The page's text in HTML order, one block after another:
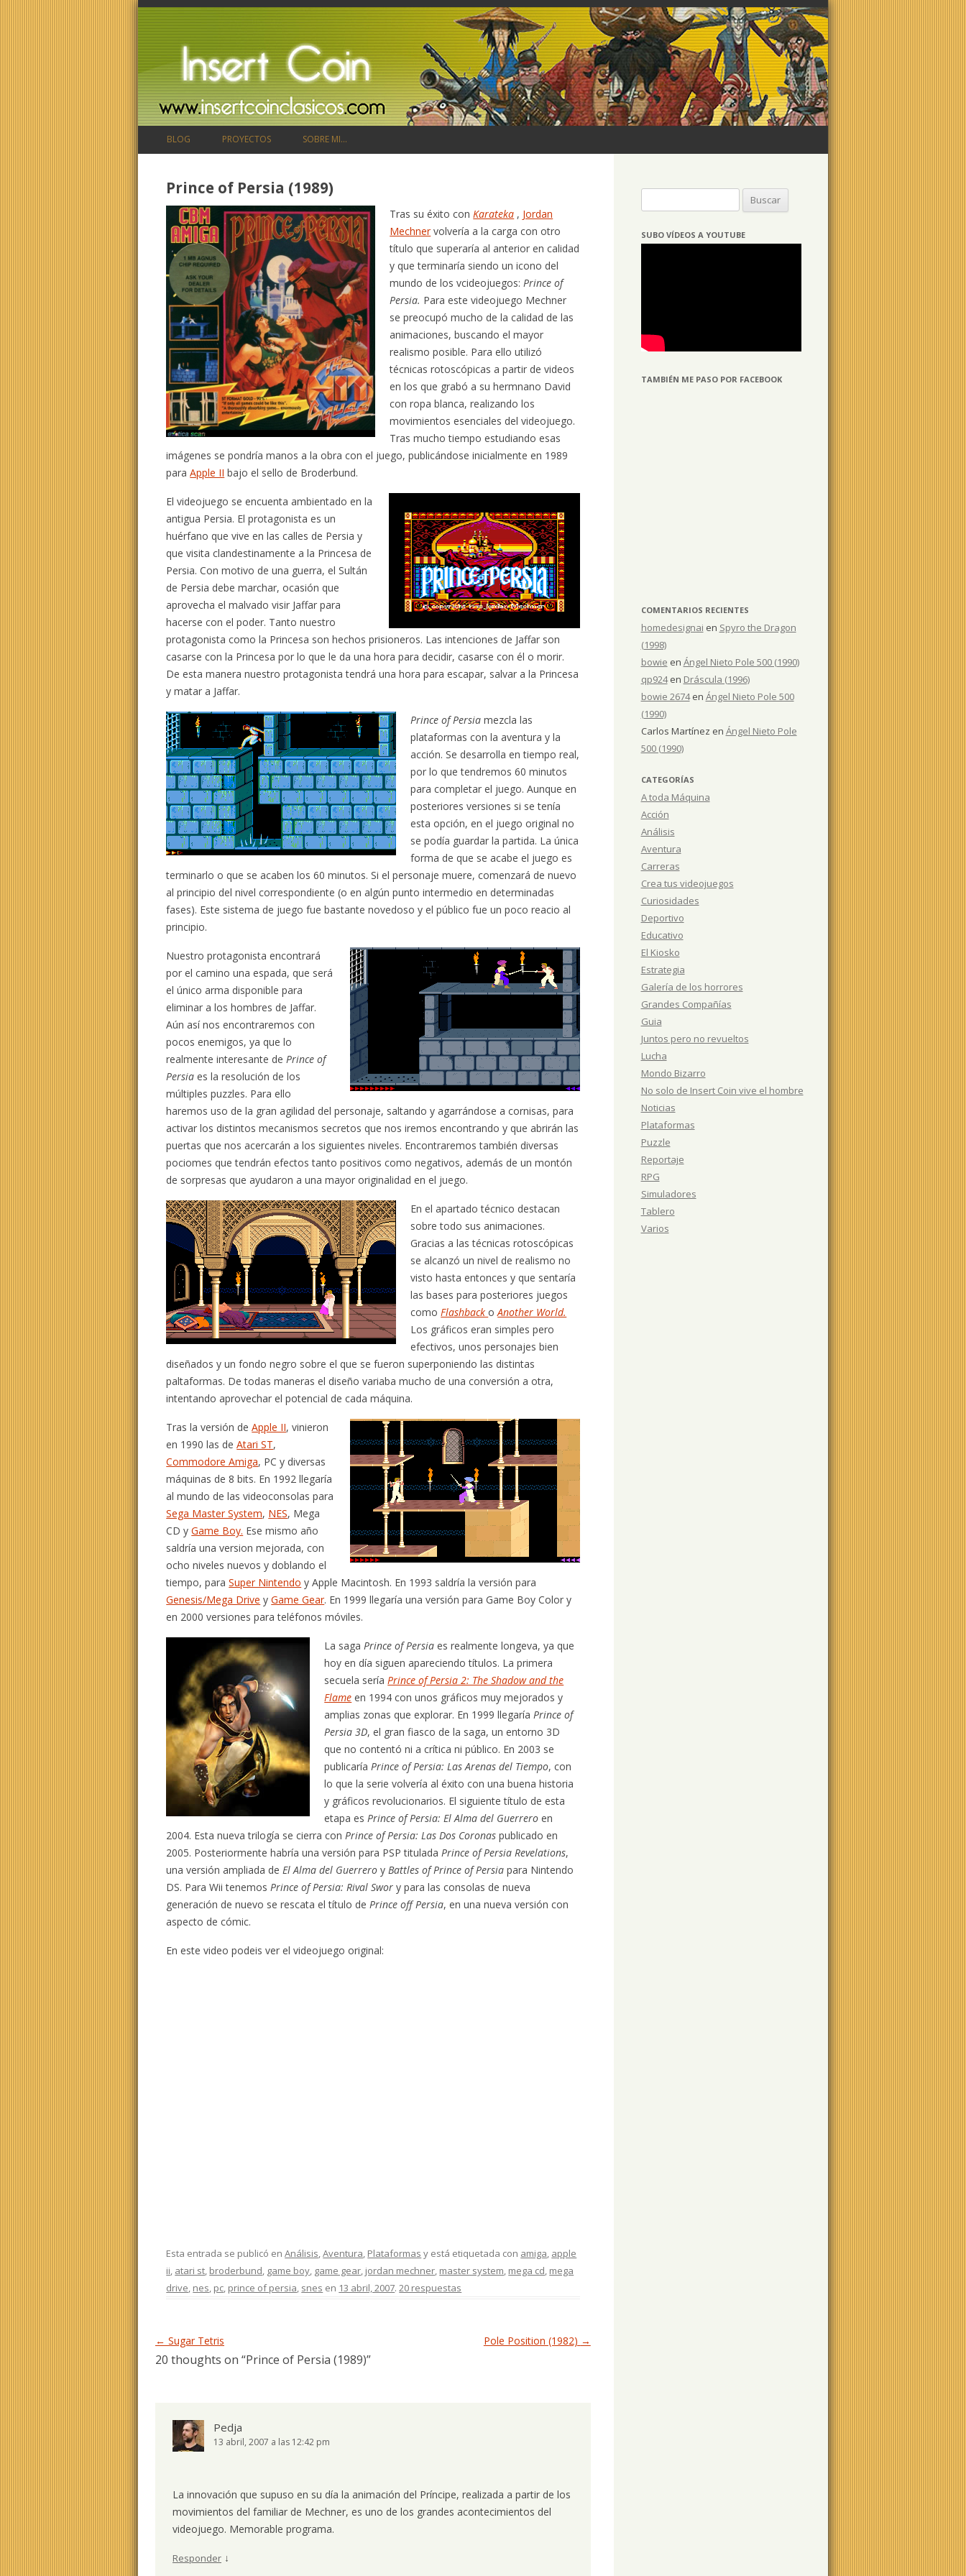
BLOG PROYECTOS SOBRE MI…
Prince of Persia (1989)
Tras su éxito con Karateka , Jordan
Mechnervolvería a la carga con otro
título que superaría al anterior en calidad
y que terminaría siendo un icono del
mundo de los vcideojuegos: Prince of
Persia. Para este videojuego Mechner
se preocupó mucho de la calidad de las
animaciones, buscando el mayor
realismo posible. Para ello utilizó
técnicas rotoscópicas a partir de videos
en los que grabó a su hermnano David
con ropa blanca, realizando los
movimientos esenciales del videojuego.
Tras mucho tiempo estudiando esas
imágenes se pondría manos a la obra con el juego, publicándose inicialmente en 1989
paraApple II bajo el sello de Broderbund.
El videojuego se encuenta ambientado en la
antigua Persia. El protagonista es un
huérfano que vive en las calles de Persia y
que visita clandestinamente a la Princesa de
Persia. Con motivo de una guerra, el Sultán
de Persia debe marchar, ocasión que
aprovecha el malvado visir Jaffar para
hacerse con el poder. Tanto nuestro
protagonista como la Princesa son hechos prisioneros. Las intenciones de Jaffar son
casarse con la Princesa por lo que le da una hora para decidir, casarse con él o morir.
De esta manera nuestro protagonista tendrá una hora para escapar, salvar a la Princesa
y matar a Jaffar.
Prince of Persia mezcla las
plataformas con la aventura y la
acción. Se desarrolla en tiempo real,
por lo que tendremos 60 minutos
para completar el juego. Aunque en
posteriores versiones si se tenía
esta opción, en el juego original no
se podía guardar la partida. La única
forma de que se acabe el juego es
terminarlo o que se acaben los 60 minutos. Si el personaje muere, comenzará de nuevo
al principio del nivel correspondiente (o en algún punto intermedio en determinadas
fases). Este sistema de juego fue bastante novedoso y el público fue un poco reacio al
principio.
Nuestro protagonista encontrará
por el camino una espada, que será
el único arma disponible para
eliminar a los hombres de Jaffar.
Aún así nos encontraremos con
pocos enemigos, ya que lo
realmente interesante de Prince of
Persiaes la resolución de los
múltiples puzzles. Para ello
haremos uso de la gran agilidad del personaje, saltando y agarrándose a cornisas, para
activar los distintos mecanismos secretos que nos iremos encontrando y que abrirán las
puertas que nos acercarán a los siguientes niveles. Encontraremos también diversas
pociomes que tendrán efectos tanto positivos como negativos, además de un montón
de sorpresas que ayudaron a una mayor originalidad en el juego.
En el apartado técnico destacan
sobre todo sus animaciones.
Gracias a las técnicas rotoscópicas
se alcanzó un nivel de realismo no
visto hasta entonces y que sentaría
las bases para posteriores juegos
como FlashbackoAnother World.
Los gráficos eran simples pero
efectivos, unos personajes bien
diseñados y un fondo negro sobre el que se fueron superponiendo las distintas
paltaformas. De todas maneras el diseño variaba mucho de una conversión a otra,
intentando aprovechar el potencial de cada máquina.
Tras la versión deApple II, vinieron
en 1990 las deAtari ST,
Commodore Amiga, PC y diversas
máquinas de 8 bits. En 1992 llegaría
al mundo de las videoconsolas para
Sega Master System, NES, Mega
CD yGame Boy. Ese mismo año
saldría una version mejorada, con
ocho niveles nuevos y doblando el
tiempo, paraSuper Nintendo y Apple Macintosh. En 1993 saldría la versión para
Genesis/Mega Drive yGame Gear. En 1999 llegaría una versión para Game Boy Color y
en 2000 versiones para teléfonos móviles.
La saga Prince of Persia es realmente longeva, ya que
hoy en día siguen apareciendo títulos. La primera
secuela sería Prince of Persia 2: The Shadow and the
Flame en 1994 con unos gráficos muy mejorados y
amplias zonas que explorar. En 1999 llegaría Prince of
Persia 3D, el gran fiasco de la saga, un entorno 3D
que no contentó ni a crítica ni público. En 2003 se
publicaría Prince of Persia: Las Arenas del Tiempo, con
lo que la serie volvería al éxito con una buena historia
y gráficos revolucionarios. El siguiente título de esta
etapa es Prince of Persia: El Alma del Guerrero en
2004. Esta nueva trilogía se cierra con Prince of Persia: Las Dos Coronas publicado en
2005. Posteriormente habría una versión para PSP titulada Prince of Persia Revelations,
una versión ampliada de El Alma del Guerreroy Battles of Prince of Persia para Nintendo
DS. Para Wii tenemos Prince of Persia: Rival Swor y para las consolas de nueva
generación de nuevo se rescata el título de Prince off Persia, en una nueva versión con
aspecto de cómic.
En este video podeis ver el videojuego original:
Esta entrada se publicó enAnálisis,Aventura, Plataformas y está etiquetada con amiga, apple
ii, atari st, broderbund, game boy, game gear, jordan mechner, master system, mega cd, mega
drive, nes, pc, prince of persia, snes en 13 abril, 2007.20 respuestas
Navegación de entradas
← Sugar Tetris Pole Position (1982) →
20 thoughts on “Prince of Persia (1989)”
Pedja
13 abril, 2007 a las 12:42 pm
La innovación que supuso en su día la animación del Príncipe, realizada a partir de los
movimientos del familiar de Mechner, es uno de los grandes acontecimientos del
videojuego. Memorable programa.
Responder ↓
SUBO VÍDEOS A YOUTUBE
TAMBIÉN ME PASO POR FACEBOOK
COMENTARIOS RECIENTES
homedesignai en Spyro the Dragon
(1998)
bowie en Ángel Nieto Pole 500 (1990)
qp924en Dráscula (1996)
bowie 2674en Ángel Nieto Pole 500
(1990)
Carlos Martínez en Ángel Nieto Pole
500 (1990)
CATEGORÍAS
A toda Máquina
Acción
Análisis
Aventura
Carreras
Crea tus videojuegos
Curiosidades
Deportivo
Educativo
El Kiosko
Estrategia
Galería de los horrores
Grandes Compañías
Guia
Juntos pero no revueltos
Lucha
Mondo Bizarro
No solo de Insert Coin vive el hombre
Noticias
Plataformas
Puzzle
Reportaje
RPG
Simuladores
Tablero
Varios